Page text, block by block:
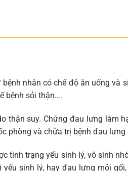
nhân có chế độ ăn uống
bệnh sỏi thận….
suy. Chứng đau lưng làm
phòng và chữa trị bệnh đau
trạng yếu sinh lý, vô sinh
sinh lý, hay đau lưng mỏi